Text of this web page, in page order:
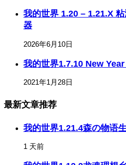
我的世界 1.20 – 1.21.X
器
2026年6月10日
我的世界1.7.10 New
2021年1月28日
最新文章推荐
我的世界1.21.4森の物语
1 天前